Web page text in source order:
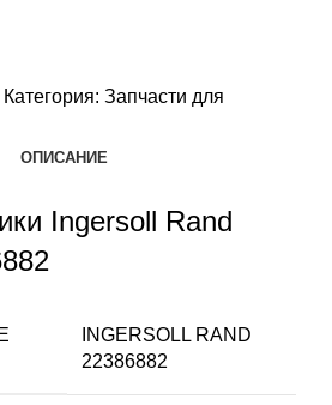
Категория: Запчасти для
ОПИСАНИЕ
Ingersoll Rand
INGERSOLL RAND
22386882